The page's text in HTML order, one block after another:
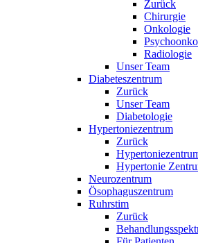
Zurück
Chirurgie
Onkologie
Radiologie
Unser Team
Diabeteszentrum
Zurück
Unser Team
Diabetologie
Hypertoniezentrum
Zurück
Hypertonie
Neurozentrum
Ösophaguszentrum
Ruhrstim
Zurück